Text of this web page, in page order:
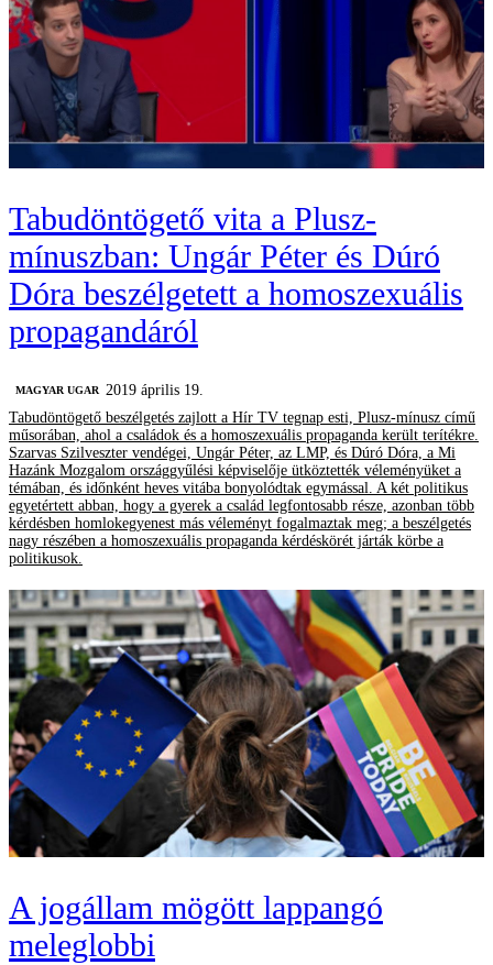
Tabudöntögető vita a Plusz-
mínuszban: Ungár Péter és Dúró
Dóra beszélgetett a homoszexuális
propagandáról
MAGYAR UGAR 2019 április 19.
Tabudöntögető beszélgetés zajlott a Hír TV tegnap esti, Plusz-mínusz című
műsorában, ahol a családok és a homoszexuális propaganda került terítékre.
Szarvas Szilveszter vendégei, Ungár Péter, az LMP, és Dúró Dóra, a Mi
Hazánk Mozgalom országgyűlési képviselője ütköztették véleményüket a
témában, és időnként heves vitába bonyolódtak egymással. A két politikus
egyetértett abban, hogy a gyerek a család legfontosabb része, azonban több
kérdésben homlokegyenest más véleményt fogalmaztak meg; a beszélgetés
nagy részében a homoszexuális propaganda kérdéskörét járták körbe a
politikusok.
A jogállam mögött lappangó
meleglobbi